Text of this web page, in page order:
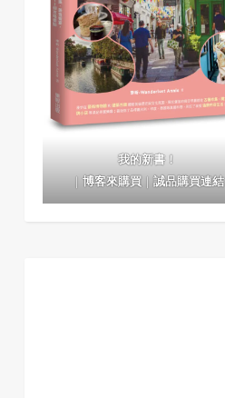
我的新書！
｜博客來購買｜誠品購買連結